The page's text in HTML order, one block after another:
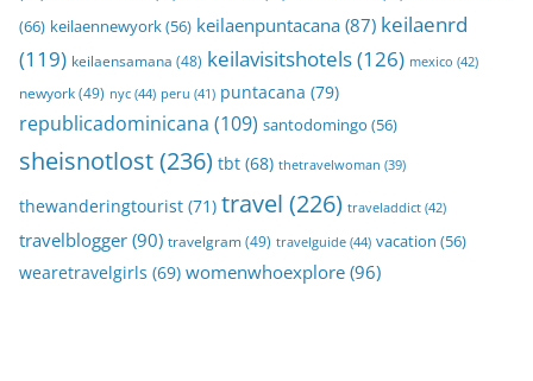
(66) keilaennewyork(56) keilaenpuntacana (87) keilaenrd
(119) keilaensamana (48) keilavisitshotels(126) mexico (42)
newyork(49) nyc (44) peru (41) puntacana (79)
republicadominicana (109) santodomingo (56)
sheisnotlost(236) tbt (68) thetravelwoman (39)
thewanderingtourist (71) travel (226) traveladdict (42)
travelblogger (90) travelgram(49) travelguide (44) vacation (56)
wearetravelgirls (69) womenwhoexplore(96)